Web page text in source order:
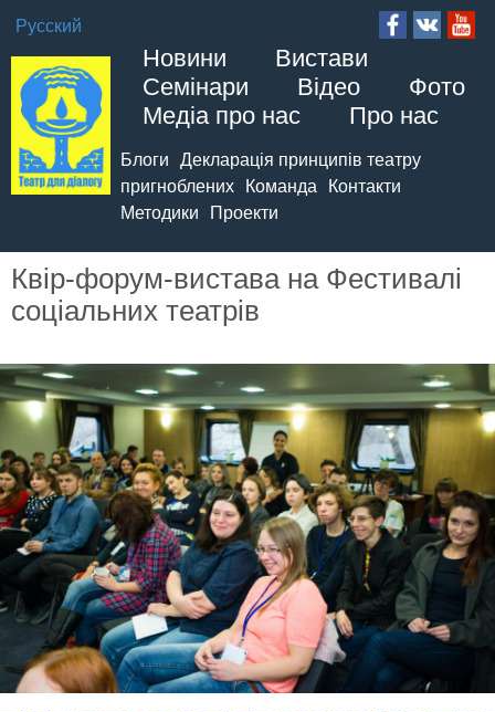
Новини
Вистави
Семінари
Відео
Фото
Медіа про нас
Про нас
Блоги
Декларація принципів театру
пригноблених
Команда
Контакти
Методики
Проекти
Русский
Квір-форум-вистава на Фестивалі
соціальних театрів